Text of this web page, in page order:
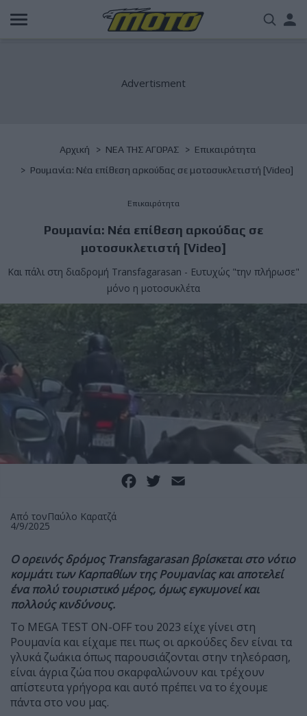
Παράκαμψη
προς
Breadcrumb
Αρχική NΕΑ ΤΗΣ ΑΓΟΡΑΣ
Επικαιρότητα
Ρουμανία: Νέα επίθεση αρκούδας σε μοτοσυκλετιστή [Video]
Επικαιρότητα
Ρουμανία: Νέα επίθεση αρκούδας σε
μοτοσυκλετιστή [Video]
Και πάλι στη διαδρομή Transfagarasan - Ευτυχώς "την πλήρωσε"
μόνο η μοτοσυκλέτα
Facebook
Twitter
Από τονΠαύλο Καρατζά
4/9/2025
Ο ορεινός δρόμος Transfagarasan βρίσκεται στο νότιο
κομμάτι των Καρπαθίων της Ρουμανίας και αποτελεί
ένα πολύ τουριστικό μέρος, όμως εγκυμονεί και
πολλούς κινδύνους.
Το MEGA TESΤ ON-OFF του 2023 είχε γίνει στη
Ρουμανία και είχαμε πει πως οι αρκούδες δεν είναι τα
γλυκά ζωάκια όπως παρουσιάζονται στην τηλεόραση,
είναι άγρια ζώα που σκαρφαλώνουν και τρέχουν
απίστευτα γρήγορα και αυτό πρέπει να το έχουμε
πάντα στο νου μας.